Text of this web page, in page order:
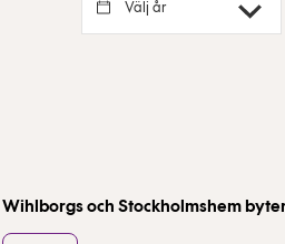
Välj år
Wihlborgs och Stockholmshem